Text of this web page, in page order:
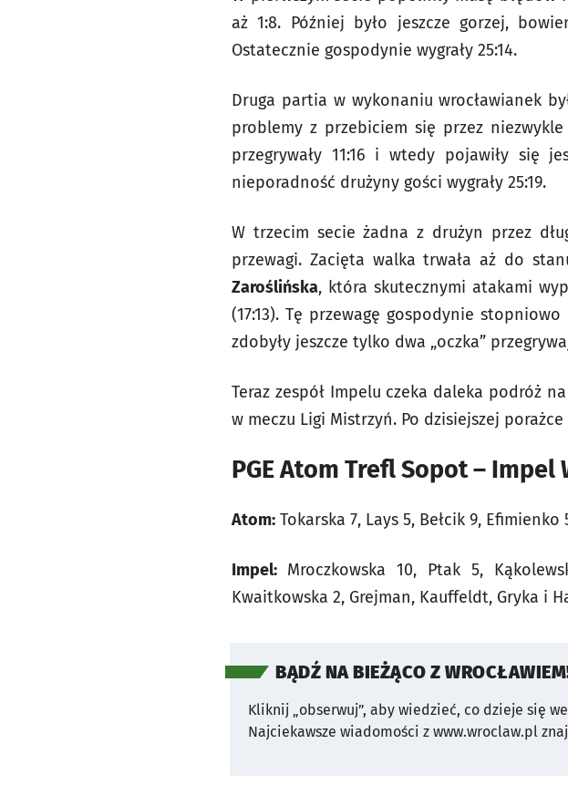
aż 1:8. Później było jeszcze gorzej,
Ostatecznie gospodynie wygrały 25:14.
Druga partia w wykonaniu wrocławianek
problemy z przebiciem się przez
przegrywały 11:16 i wtedy pojawiły się
nieporadność drużyny gości wygrały 25:19.
W trzecim secie żadna z drużyn przez
przewagi. Zacięta walka trwała aż do
Zaroślińska, która skutecznymi atakami
(17:13). Tę przewagę gospodynie
zdobyły jeszcze tylko dwa „oczka”
Teraz zespół Impelu czeka daleka podróż
w meczu Ligi Mistrzyń. Po dzisiejszej
PGE Atom Trefl Sopot – Impel
Atom: Tokarska 7, Lays 5, Bełcik 9,
Impel: Mroczkowska 10, Ptak 5,
Kwaitkowska 2, Grejman, Kauffeldt, Gryka i
BĄDŹ NA BIEŻĄCO Z
Kliknij „obserwuj”, aby wiedzieć, co dzieje się
Najciekawsze wiadomości z www.wroclaw.pl